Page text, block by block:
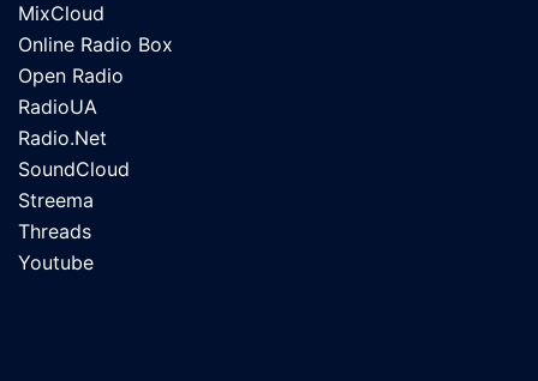
MixCloud
Online Radio Box
Open Radio
RadioUA
Radio.Net
SoundCloud
Streema
Threads
Youtube